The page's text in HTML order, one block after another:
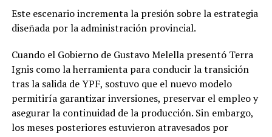
Este escenario incrementa la presión sobre la estrategia
diseñada por la administración provincial.
Cuando el Gobierno de Gustavo Melella presentó Terra
Ignis como la herramienta para conducir la transición
tras la salida de YPF, sostuvo que el nuevo modelo
permitiría garantizar inversiones, preservar el empleo y
asegurar la continuidad de la producción. Sin embargo,
los meses posteriores estuvieron atravesados por